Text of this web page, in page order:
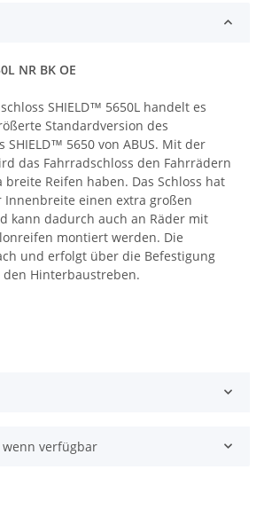
NR BK OE
SHIELD™ 5650L handelt es
Standardversion des
SHIELD™ 5650 von ABUS. Mit der
das Fahrradschloss den Fahrrädern
breite Reifen haben. Das Schloss hat
Innenbreite einen extra großen
kann dadurch auch an Räder mit
montiert werden. Die
und erfolgt über die Befestigung
den Hinterbaustreben.
verfügbar